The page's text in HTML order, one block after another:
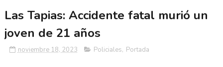
Las Tapias: Accidente fatal murió un
joven de 21 años
noviembre 18, 2023 Policiales, Portada